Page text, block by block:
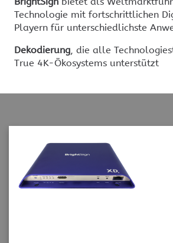
Technologie mit fortschrittlichen
Playern für unterschiedlichste
Dekodierung, die alle
True 4K-Ökosystems unterstützt